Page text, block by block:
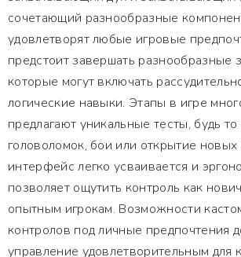
сочетающий разнообразные
удовлетворят любые игровые
предстоит завершать разнообразные
которые могут включать
логические навыки. Этапы в игре
предлагают уникальные тесты, будь
головоломок, бои или открытие
интерфейс легко усваивается и
позволяет ощутить контроль как
опытным игрокам. Возможности
контролов под личные предпочтения
управление удовлетворительным для